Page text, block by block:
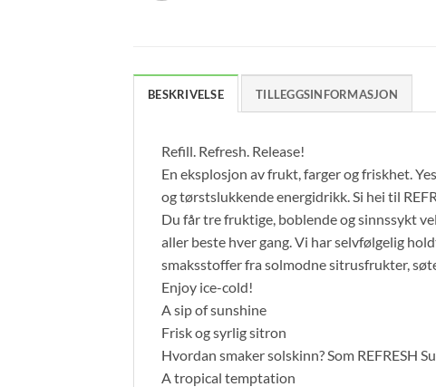
BESKRIVELSE TILLEGGSINFORMASJON
Refill. Refresh. Release!
En eksplosjon av frukt, farger og friskhet.
og tørstslukkende energidrikk. Si hei til
Du får tre fruktige, boblende og sinnssykt
aller beste hver gang. Vi har selvfølgelig
smaksstoffer fra solmodne sitrusfrukter,
Enjoy ice-cold!
A sip of sunshine
Frisk og syrlig sitron
Hvordan smaker solskinn? Som REFRESH
A tropical temptation